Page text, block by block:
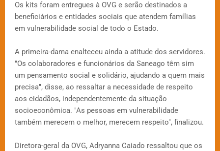
Os kits foram entregues à OVG e serão destinados a
beneficiários e entidades sociais que atendem famílias
em vulnerabilidade social de todo o Estado.
A primeira-dama enalteceu ainda a atitude dos servidores.
"Os colaboradores e funcionários da Saneago têm sim
um pensamento social e solidário, ajudando a quem mais
precisa", disse, ao ressaltar a necessidade de respeito
aos cidadãos, independentemente da situação
socioeconômica. "As pessoas em vulnerabilidade
também merecem o melhor, merecem respeito", finalizou.
Diretora-geral da OVG, Adryanna Caiado ressaltou que os